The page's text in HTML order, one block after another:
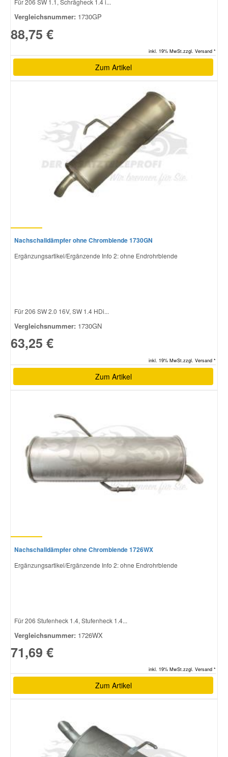
Für 206 SW 1.1, Schrägheck 1.4 i...
Vergleichsnummer: 1730GP
88,75 €
inkl. 19% MwSt.zzgl. Versand *
Zum Artikel
Nachschalldämpfer ohne Chromblende 1730GN
Ergänzungsartikel/Ergänzende Info 2: ohne Endrohrblende
Für 206 SW 2.0 16V, SW 1.4 HDi...
Vergleichsnummer: 1730GN
63,25 €
inkl. 19% MwSt.zzgl. Versand *
Zum Artikel
Nachschalldämpfer ohne Chromblende 1726WX
Ergänzungsartikel/Ergänzende Info 2: ohne Endrohrblende
Für 206 Stufenheck 1.4, Stufenheck 1.4...
Vergleichsnummer: 1726WX
71,69 €
inkl. 19% MwSt.zzgl. Versand *
Zum Artikel